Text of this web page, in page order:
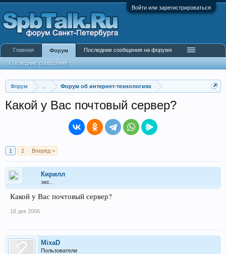
Войти или зарегистрироваться
Форум Форум об интернет-технологиях
Какой у Вас почтовый сервер?
1 2 Вперёд >
Кирилл
экс..
Какой у Вас почтовый сервер?
18 дек 2006
MixaD
Пользователи
Главная Форум
Последние сообщения
Последние сообщения на форуме